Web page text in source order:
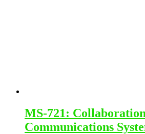
MS-721: Collaboration
Communications